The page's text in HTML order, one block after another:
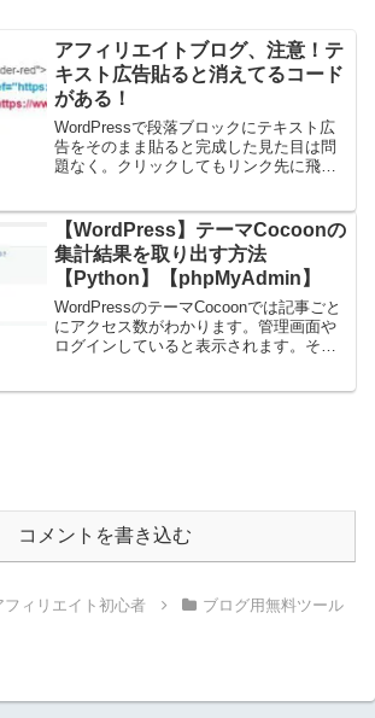
アフィリエイトブログ、注意！テ
キスト広告貼ると消えてるコード
がある！
WordPressで段落ブロックにテキスト広
告をそのまま貼ると完成した見た目は問
題なく。クリックしてもリンク先に飛び
WordPressバージョン 5.7.22024/5/17...
【WordPress】テーマCocoonの
集計結果を取り出す方法
【Python】【phpMyAdmin】
WordPressのテーマCocoonでは記事ごと
にアクセス数がわかります。管理画面や
ログインしていると表示されます。その
コメントを書き込む
フィリエイト初心者
ブログ用無料ツール